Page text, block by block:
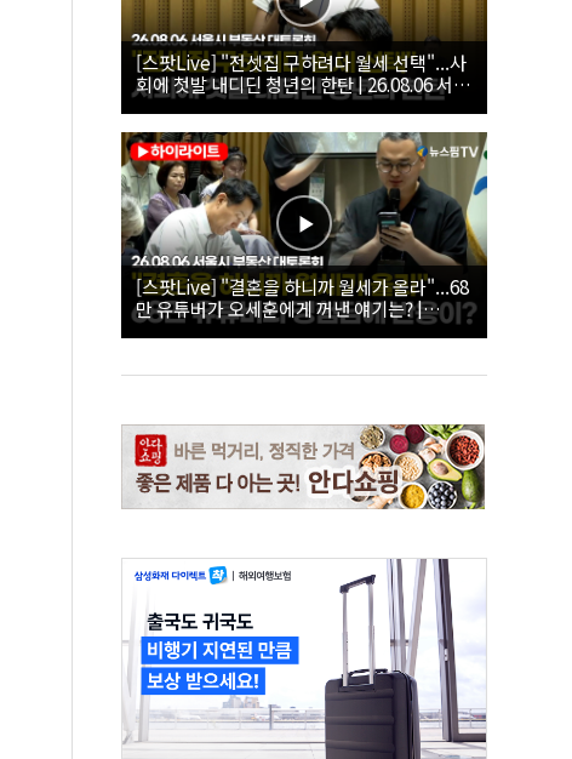
[스팟Live] "전셋집 구하려다 월세 선택"...사
회에 첫발 내디딘 청년의 한탄 | 26.08.06 서울
시 부동산 대토론회
[스팟Live] "결혼을 하니까 월세가 올라"...68
만 유튜버가 오세훈에게 꺼낸 얘기는? |
26.08.06 서울시 부동산 대토론회